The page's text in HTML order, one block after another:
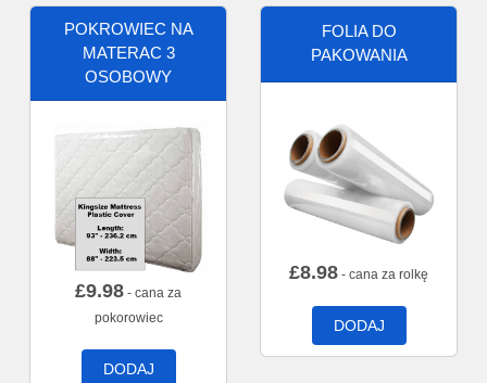
POKROWIEC NA
MATERAC 3
OSOBOWY
£9.98 - cana za
pokorowiec
DODAJ
FOLIA DO
PAKOWANIA
£8.98 - cana za rolkę
DODAJ